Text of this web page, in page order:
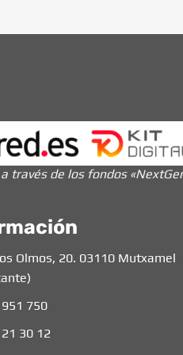
través de los fondos
Olmos, 20. 03110 Mutxamel
750
30 12